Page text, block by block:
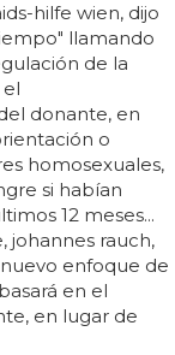
hilfe wien, dijo
llamando
de la
donante, en
o
homosexuales,
si habían
12 meses...
johannes rauch,
enfoque de
en el
en lugar de